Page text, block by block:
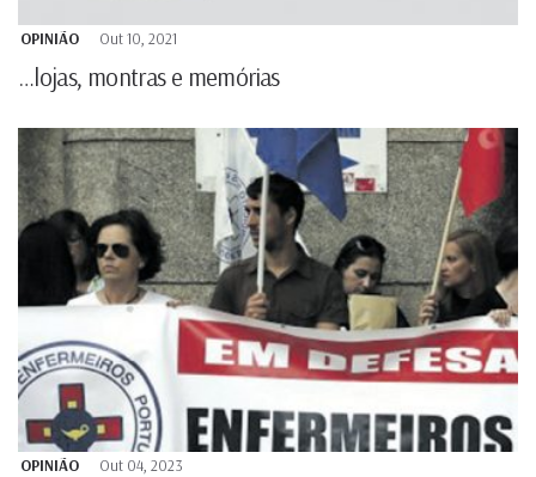
OPINIÃO Out 10, 2021
…lojas, montras e memórias
OPINIÃO Out 04, 2023